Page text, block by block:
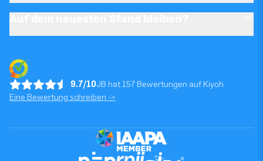
9.7/10JB hat 157 Bewertungen auf Kiyoh
Eine Bewertung schreiben ->